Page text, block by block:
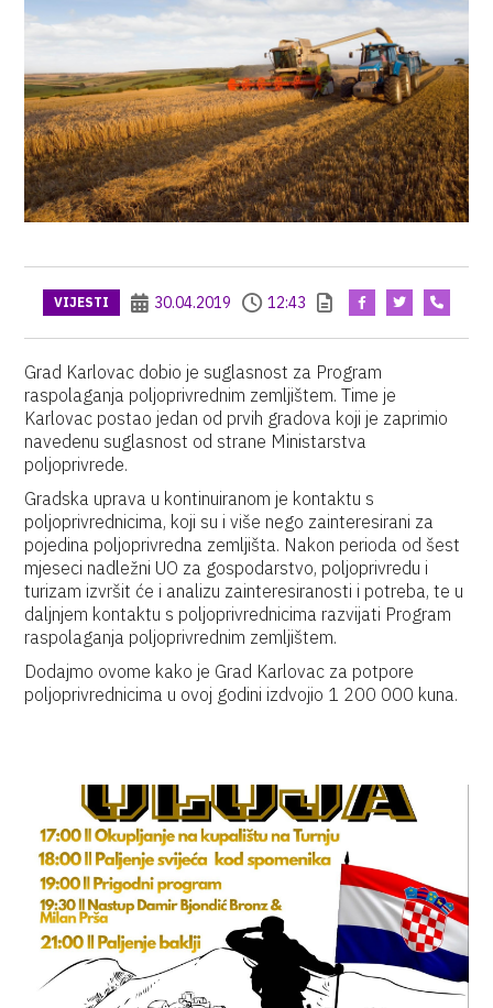
VIJESTI 30.04.2019 12:43
Grad Karlovac dobio je suglasnost za Program
raspolaganja poljoprivrednim zemljištem. Time je
Karlovac postao jedan od prvih gradova koji je zaprimio
navedenu suglasnost od strane Ministarstva
poljoprivrede.
Gradska uprava u kontinuiranom je kontaktu s
poljoprivrednicima, koji su i više nego zainteresirani za
pojedina poljoprivredna zemljišta. Nakon perioda od šest
mjeseci nadležni UO za gospodarstvo, poljoprivredu i
turizam izvršit će i analizu zainteresiranosti i potreba, te u
daljnjem kontaktu s poljoprivrednicima razvijati Program
raspolaganja poljoprivrednim zemljištem.
Dodajmo ovome kako je Grad Karlovac za potpore
poljoprivrednicima u ovoj godini izdvojio 1 200 000 kuna.